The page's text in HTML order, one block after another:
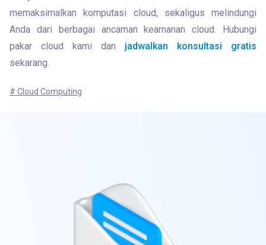
memaksimalkan komputasi cloud, sekaligus melindungi
Anda dari berbagai ancaman keamanan cloud. Hubungi
pakar cloud kami dan jadwalkan konsultasi gratis
sekarang.
# Cloud Computing